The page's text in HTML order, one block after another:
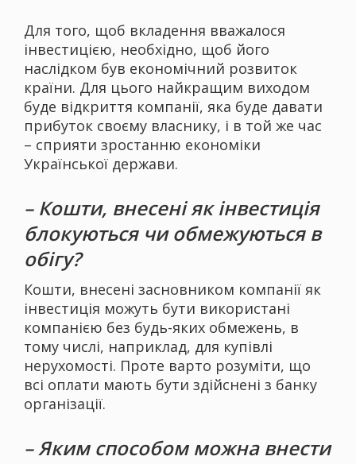
Для того, щоб вкладення вважалося
інвестицією, необхідно, щоб його
наслідком був економічний розвиток
країни. Для цього найкращим виходом
буде відкриття компанії, яка буде давати
прибуток своєму власнику, і в той же час
– сприяти зростанню економіки
Української держави.
– Кошти, внесені як інвестиція
блокуються чи обмежуються в
обігу?
Кошти, внесені засновником компанії як
інвестиція можуть бути використані
компанією без будь-яких обмежень, в
тому числі, наприклад, для купівлі
нерухомості. Проте варто розуміти, що
всі оплати мають бути здійснені з банку
організації.
– Яким способом можна внести